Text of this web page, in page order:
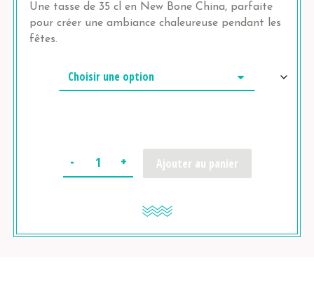
Une tasse de 35 cl en New Bone China, parfaite
pour créer une ambiance chaleureuse pendant les
fêtes.
Quantité Ajouter au panier